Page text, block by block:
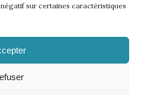
sur certaines caractéristiques